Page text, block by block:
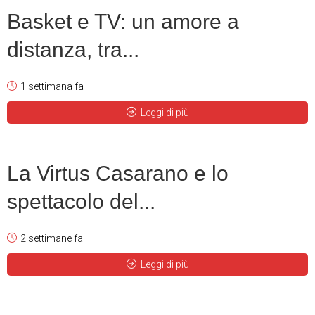
Basket e TV: un amore a
distanza, tra...
1 settimana fa
Leggi di più
La Virtus Casarano e lo
spettacolo del...
2 settimane fa
Leggi di più